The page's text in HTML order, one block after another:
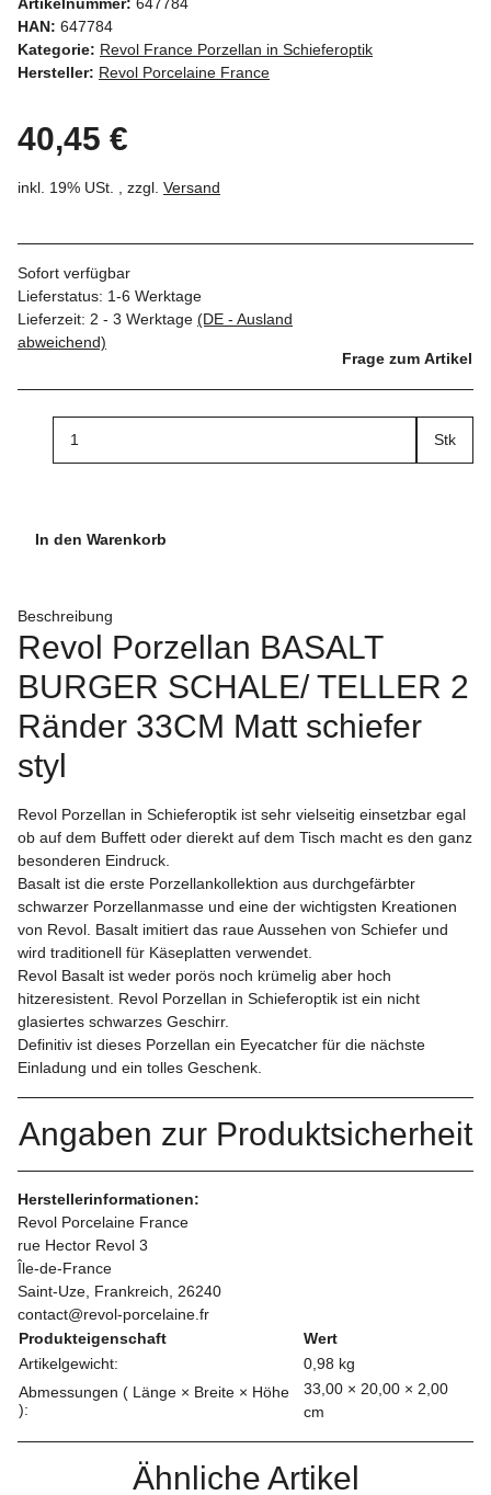
HAN: 647784
Kategorie: Revol France Porzellan in Schieferoptik
Hersteller: Revol Porcelaine France
40,45 €
inkl. 19% USt. , zzgl. Versand
Sofort verfügbar
Lieferstatus: 1-6 Werktage
Lieferzeit: 2 - 3 Werktage (DE - Ausland
abweichend)
Frage zum Artikel
Stk
In den Warenkorb
Beschreibung
Revol Porzellan BASALT
BURGER SCHALE/ TELLER 2
Ränder 33CM Matt schiefer
styl
Revol Porzellan in Schieferoptik ist sehr vielseitig einsetzbar egal
ob auf dem Buffett oder dierekt auf dem Tisch macht es den ganz
besonderen Eindruck.
Basalt ist die erste Porzellankollektion aus durchgefärbter
schwarzer Porzellanmasse und eine der wichtigsten Kreationen
von Revol. Basalt imitiert das raue Aussehen von Schiefer und
wird traditionell für Käseplatten verwendet.
Revol Basalt ist weder porös noch krümelig aber hoch
hitzeresistent. Revol Porzellan in Schieferoptik ist ein nicht
glasiertes schwarzes Geschirr.
Definitiv ist dieses Porzellan ein Eyecatcher für die nächste
Einladung und ein tolles Geschenk.
Angaben zur Produktsicherheit
Herstellerinformationen:
Revol Porcelaine France
rue Hector Revol 3
Île-de-France
Saint-Uze, Frankreich, 26240
contact@revol-porcelaine.fr
Produkteigenschaft
Wert
Artikelgewicht:
0,98 kg
Abmessungen ( Länge × Breite × Höhe
):
33,00 × 20,00 × 2,00
cm
Ähnliche Artikel